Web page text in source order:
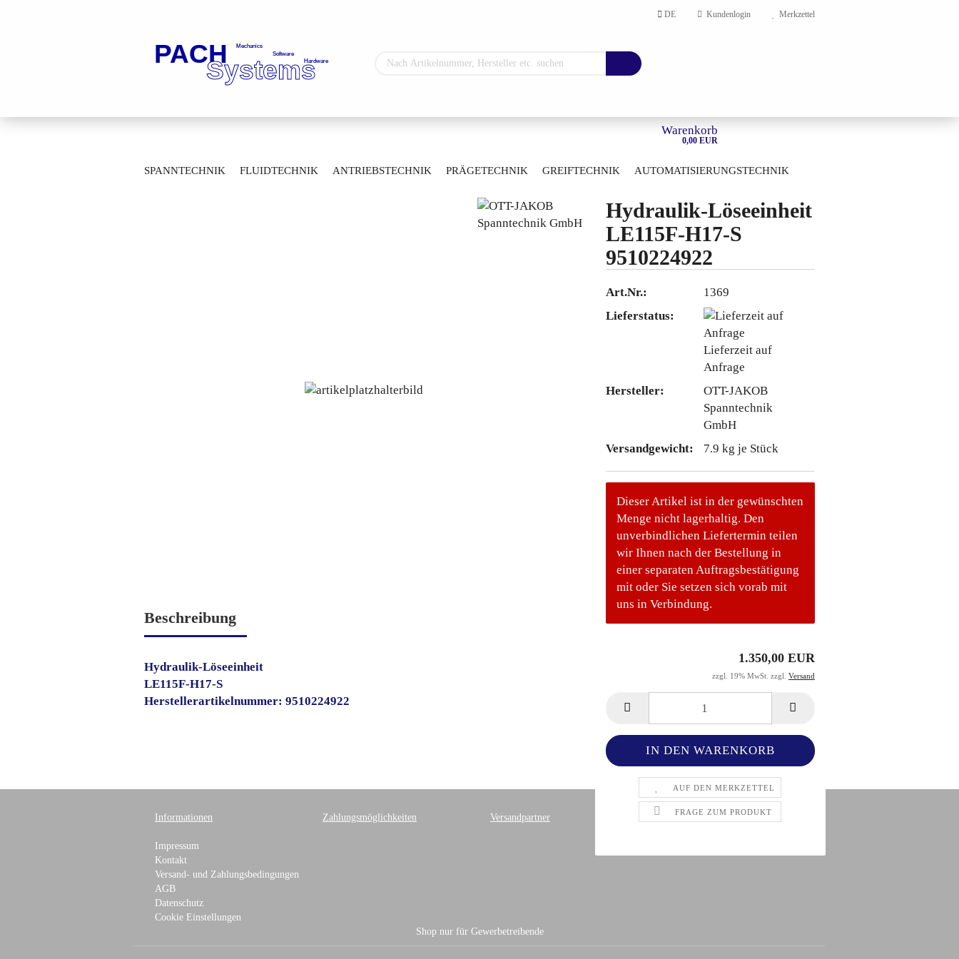
DE Kundenlogin
Konto erstellen
Passwort vergessen?
Merkzettel
Warenkorb
0,00 EUR
SPANNTECHNIK FLUIDTECHNIK ANTRIEBSTECHNIK PRÄGETECHNIK GREIFTECHNIK AUTOMATISIERUNGSTECHNIK
Hydraulik-Löseeinheit
LE115F-H17-S
9510224922
Art.Nr.:
1369
Lieferstatus:
Lieferzeit auf
Anfrage
Hersteller:
OTT-JAKOB
Spanntechnik
GmbH
Versandgewicht:
7.9 kg je Stück
Dieser Artikel ist in der gewünschten
Menge nicht lagerhaltig. Den
unverbindlichen Liefertermin teilen
wir Ihnen nach der Bestellung in
einer separaten Auftragsbestätigung
mit oder Sie setzen sich vorab mit
uns in Verbindung.
1.350,00 EUR
zzgl. 19% MwSt. zzgl. Versand
AUF DEN MERKZETTEL
FRAGE ZUM PRODUKT
Beschreibung
Hydraulik-Löseeinheit
LE115F-H17-S
Herstellerartikelnummer: 9510224922
Informationen
Impressum
Kontakt
Versand- und Zahlungsbedingungen
AGB
Datenschutz
Cookie Einstellungen
Zahlungsmöglichkeiten Versandpartner
Shop nur für Gewerbetreibende